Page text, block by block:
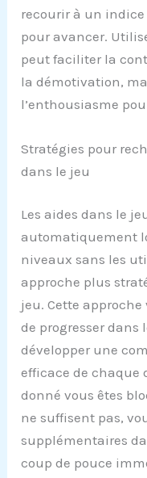
recourir à un
pour avancer.
peut faciliter la
la démotivation,
l’enthousiasme
Stratégies pour
dans le jeu
Les aides dans le
automatiquement
niveaux sans les
approche plus
jeu. Cette
de progresser dans
développer une
efficace de chaque
donné vous êtes
ne suffisent pas,
supplémentaires
coup de pouce